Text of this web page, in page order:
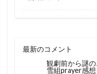
最新のコメント
観劇前から謎
雪組prayer感想